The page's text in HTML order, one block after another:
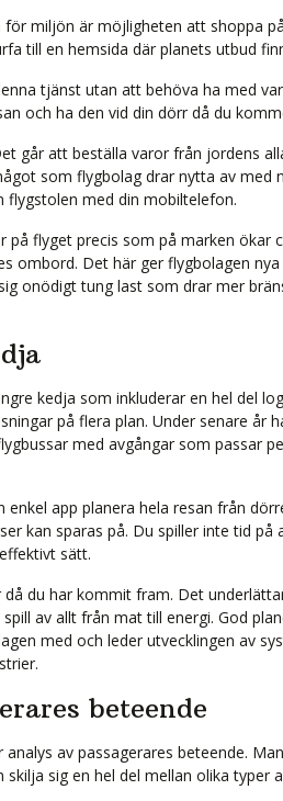
miljön är möjligheten att shoppa
till en hemsida där planets utbud
tjänst utan att behöva ha med
och ha den vid din dörr då du
går att beställa varor från jordens
som flygbolag drar nytta av med
med din mobiltelefon.
på flyget precis som på marken ökar
ombord. Det här ger flygbolagen
onödigt tung last som drar mer
kedja som inkluderar en hel del
på flera plan. Under senare år
med avgångar som passar
app planera hela resan från
kan sparas på. Du spiller inte tid på
sätt.
du har kommit fram. Det
av allt från mat till energi. God
med och leder utvecklingen av
beteende
av passagerares beteende.
sig en hel del mellan olika typer